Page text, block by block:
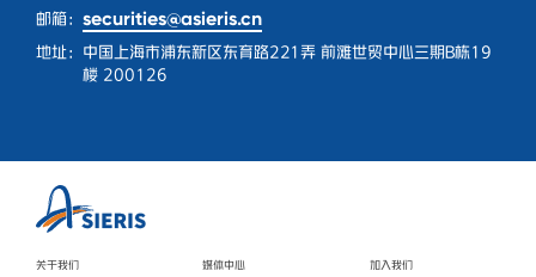
邮箱： securities@asieris.cn
地址： 中国上海市浦东新区东育路221弄 前滩世贸中心三期B栋19
楼 200126
关于我们
媒体中心
加入我们